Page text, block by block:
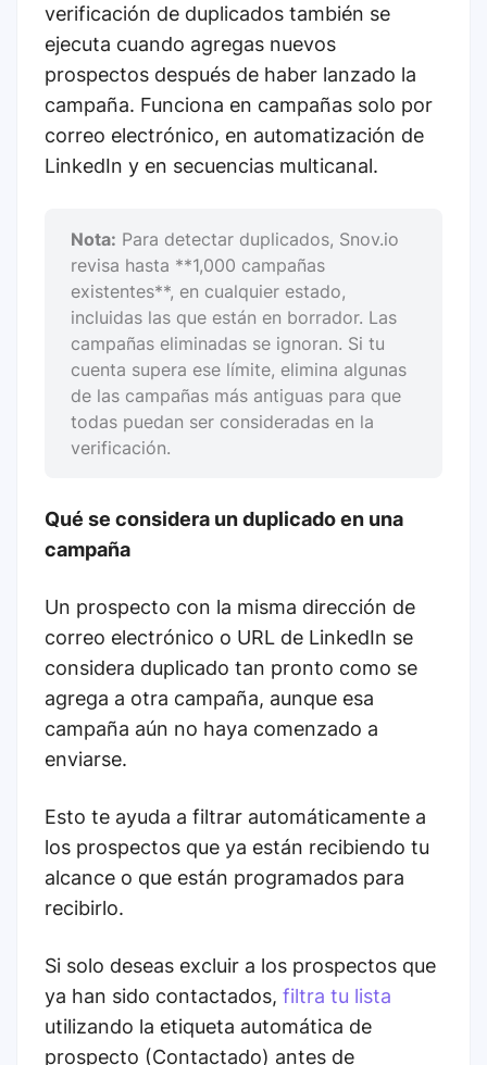
verificación de duplicados también se
ejecuta cuando agregas nuevos
prospectos después de haber lanzado la
campaña. Funciona en campañas solo por
correo electrónico, en automatización de
LinkedIn y en secuencias multicanal.
Nota: Para detectar duplicados, Snov.io
revisa hasta **1,000 campañas
existentes**, en cualquier estado,
incluidas las que están en borrador. Las
campañas eliminadas se ignoran. Si tu
cuenta supera ese límite, elimina algunas
de las campañas más antiguas para que
todas puedan ser consideradas en la
verificación.
Qué se considera un duplicado en una
campaña
Un prospecto con la misma dirección de
correo electrónico o URL de LinkedIn se
considera duplicado tan pronto como se
agrega a otra campaña, aunque esa
campaña aún no haya comenzado a
enviarse.
Esto te ayuda a filtrar automáticamente a
los prospectos que ya están recibiendo tu
alcance o que están programados para
recibirlo.
Si solo deseas excluir a los prospectos que
ya han sido contactados, filtra tu lista
utilizando la etiqueta automática de
prospecto (Contactado) antes de